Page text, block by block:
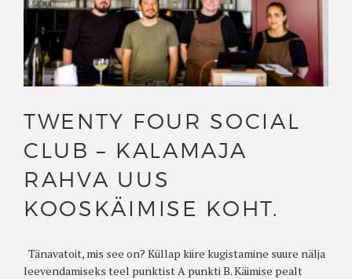
TWENTY FOUR SOCIAL
CLUB – KALAMAJA
RAHVA UUS
KOOSKÄIMISE KOHT.
Tänavatoit, mis see on? Küllap kiire kugistamine suure nälja
leevendamiseks teel punktist A punkti B. Käimise pealt